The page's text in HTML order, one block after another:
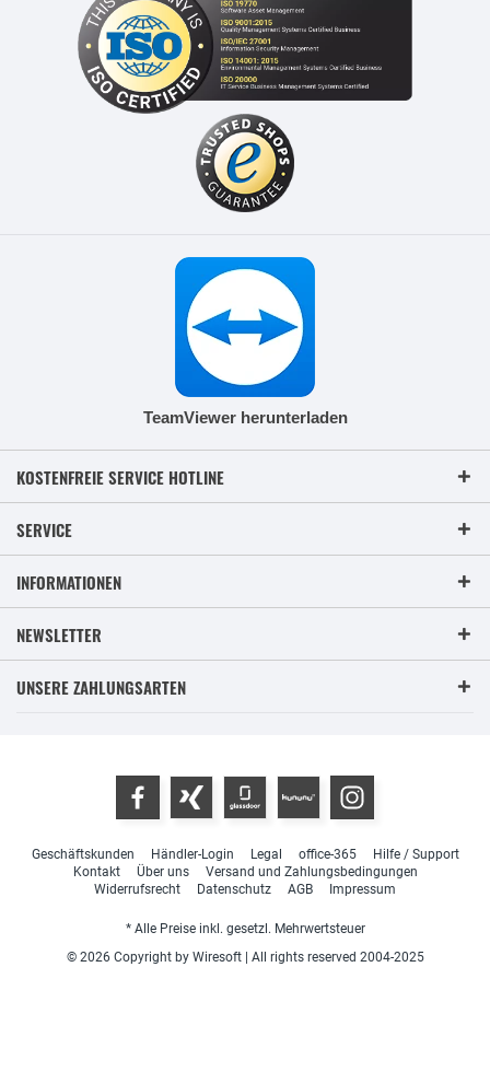
TeamViewer herunterladen
KOSTENFREIE SERVICE HOTLINE
SERVICE
INFORMATIONEN
NEWSLETTER
UNSERE ZAHLUNGSARTEN
Geschäftskunden Händler-Login Legal office-365
Hilfe / Support
Kontakt
Über uns
Versand und Zahlungsbedingungen
Widerrufsrecht
Datenschutz AGB Impressum
* Alle Preise inkl. gesetzl. Mehrwertsteuer
© 2026 Copyright by Wiresoft | All rights reserved 2004-2025